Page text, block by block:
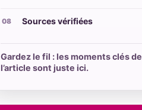
Sources vérifiées
Gardez le fil : les moments clés de
l’article sont juste ici.